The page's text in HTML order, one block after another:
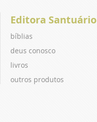
Editora Santuário
bíblias
deus conosco
livros
outros produtos